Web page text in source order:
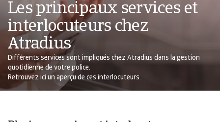
Les principaux services et
interlocuteurs chez
Atradius
Différents services sont impliqués chez Atradius dans la gestion
quotidienne de votre police.
Retrouvez ici un aperçu de ces interlocuteurs.